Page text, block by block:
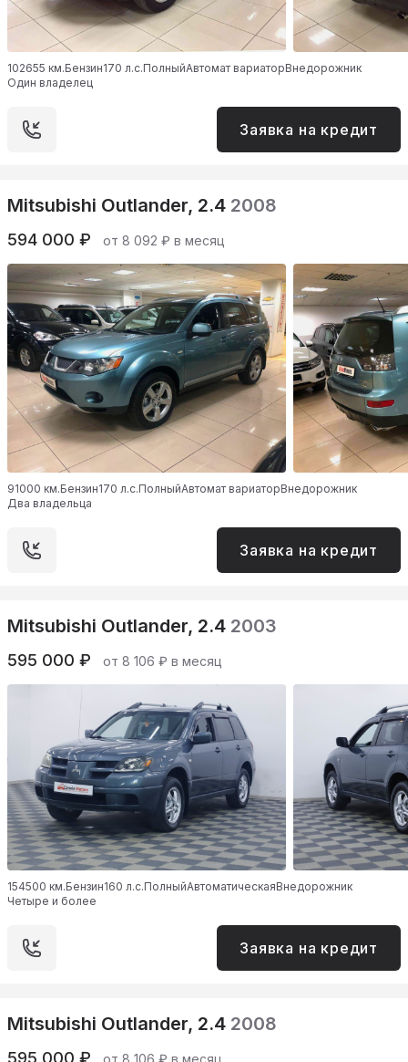
102655 км.Бензин170 л.с.ПолныйАвтомат вариаторВнедорожник
Один владелец
Заявка на кредит
Mitsubishi Outlander, 2.4 2008
594 000 ₽ от 8 092 ₽ в месяц
91000 км.Бензин170 л.с.ПолныйАвтомат вариаторВнедорожник
Два владельца
Заявка на кредит
Mitsubishi Outlander, 2.4 2003
595 000 ₽ от 8 106 ₽ в месяц
154500 км.Бензин160 л.с.ПолныйАвтоматическаяВнедорожник
Четыре и более
Заявка на кредит
Mitsubishi Outlander, 2.4 2008
595 000 ₽ от 8 106 ₽ в месяц